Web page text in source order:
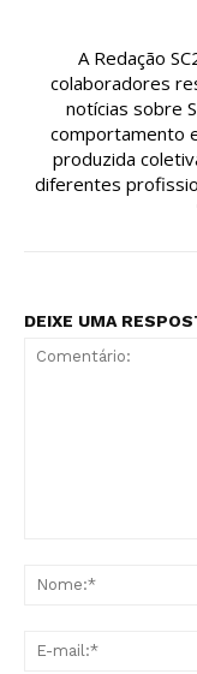
A Redação
colaboradores
notícias sobre
comportamento
produzida
diferentes
DEIXE UMA